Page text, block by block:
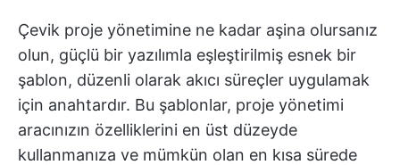
Çevik proje yönetimine ne kadar aşina olursanız
olun, güçlü bir yazılımla eşleştirilmiş esnek bir
şablon, düzenli olarak akıcı süreçler uygulamak
için anahtardır. Bu şablonlar, proje yönetimi
aracınızın özelliklerini en üst düzeyde
kullanmanıza ve mümkün olan en kısa sürede